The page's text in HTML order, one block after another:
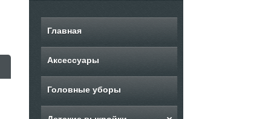
Главная
Аксессуары
Головные уборы